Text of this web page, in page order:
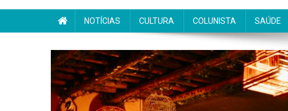
NOTÍCIAS CULTURA COLUNISTA SAÚDE